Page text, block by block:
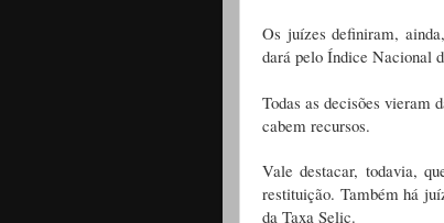
Os juízes definiram,
dará pelo Índice Nacional
Todas as decisões vieram
cabem recursos.
Vale destacar, todavia,
restituição. Também há
da Taxa Selic.